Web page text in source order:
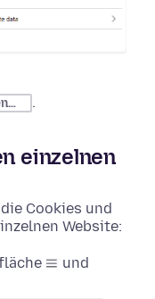
.
einzelnen
Cookies und
Website:
und